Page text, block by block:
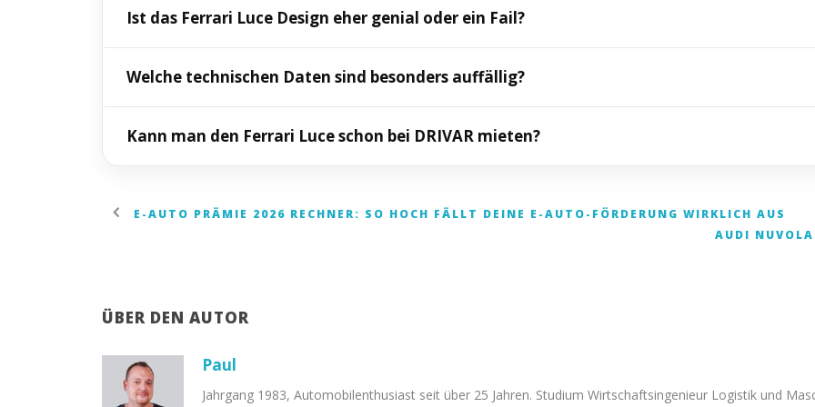
Die Proportionen folgen stärker der Elektroarchitektur als klassischen Sportwagenmustern. Eine
Ist das Ferrari Luce Design eher genial oder ein Fail?
Das hängt vom Blickwinkel ab. Genial ist die Konsequenz, mit der Ferrari keine alte Form kopiert;
Welche technischen Daten sind besonders auffällig?
Auffällig sind vor allem die 122-kWh-Batterie, die Reichweite von rund 530 Kilometern, die vier
Kann man den Ferrari Luce schon bei DRIVAR mieten?
Ferrari-Modelle, Supersportwagen und Elektrosportwagen vergleichen und fahren.
E-AUTO PRÄMIE 2026 RECHNER: SO HOCH FÄLLT DEINE E-AUTO-FÖRDERUNG WIRKLICH AUS
AUDI
ÜBER DEN AUTOR
Paul
Jahrgang 1983, Automobilenthusiast seit über 25 Jahren. Studium Wirtschaftsingenieur Logistik und